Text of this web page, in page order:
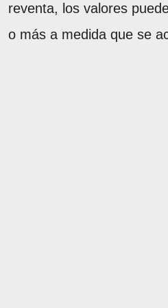
reventa, los valores
o más a medida que se